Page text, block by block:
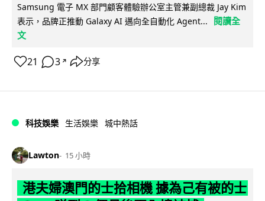
Samsung 電子 MX 部門顧客體驗辦公室主管兼副總裁 Jay Kim
表示，品牌正推動 Galaxy AI 邁向全自動化 Agent...
閱讀全
文
21 3 ↗ 分享
科技娛樂 生活娛樂 城中熱話
Lawton 15 小時
港夫婦澳門的士拾相機 據為己有被的士